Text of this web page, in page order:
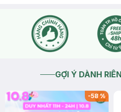
dụng Nowfree ở link này nha:
duoi-120-phut.html + Hướng
website: https://
2021-03-06Thích
GỢI Ý DÀNH
-58%